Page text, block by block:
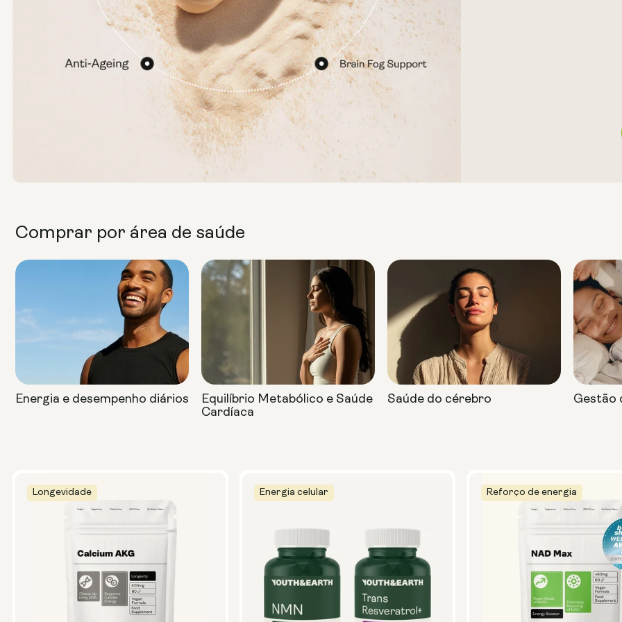
Longevidade Energia celular Reforço de energia
Comprar por área de saúde
Energia e desempenho diários
Equilíbrio Metabólico e Saúde
Cardíaca
Saúde do cérebro Gestão